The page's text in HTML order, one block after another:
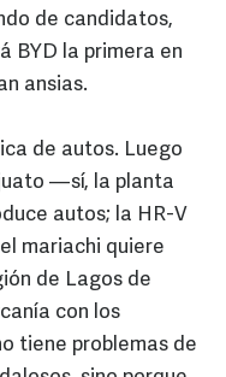
de candidatos,
BYD la primera en
ansias.
de autos. Luego
—sí, la planta
autos; la HR-V
mariachi quiere
de Lagos de
con los
tiene problemas de